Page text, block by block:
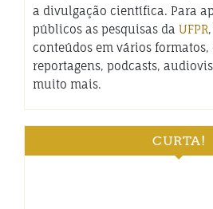
a divulgação científica. Para
públicos as pesquisas da UFPR
conteúdos em vários formatos,
reportagens, podcasts,
muito mais.
CURTA!